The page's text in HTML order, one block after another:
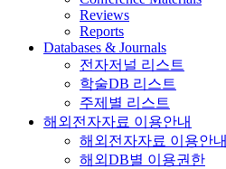
Reviews
Reports
Databases & Journals
전자저널 리스트
학술DB 리스트
주제별 리스트
해외전자자료 이용안내
해외전자자료 이용안내
해외DB별 이용권한